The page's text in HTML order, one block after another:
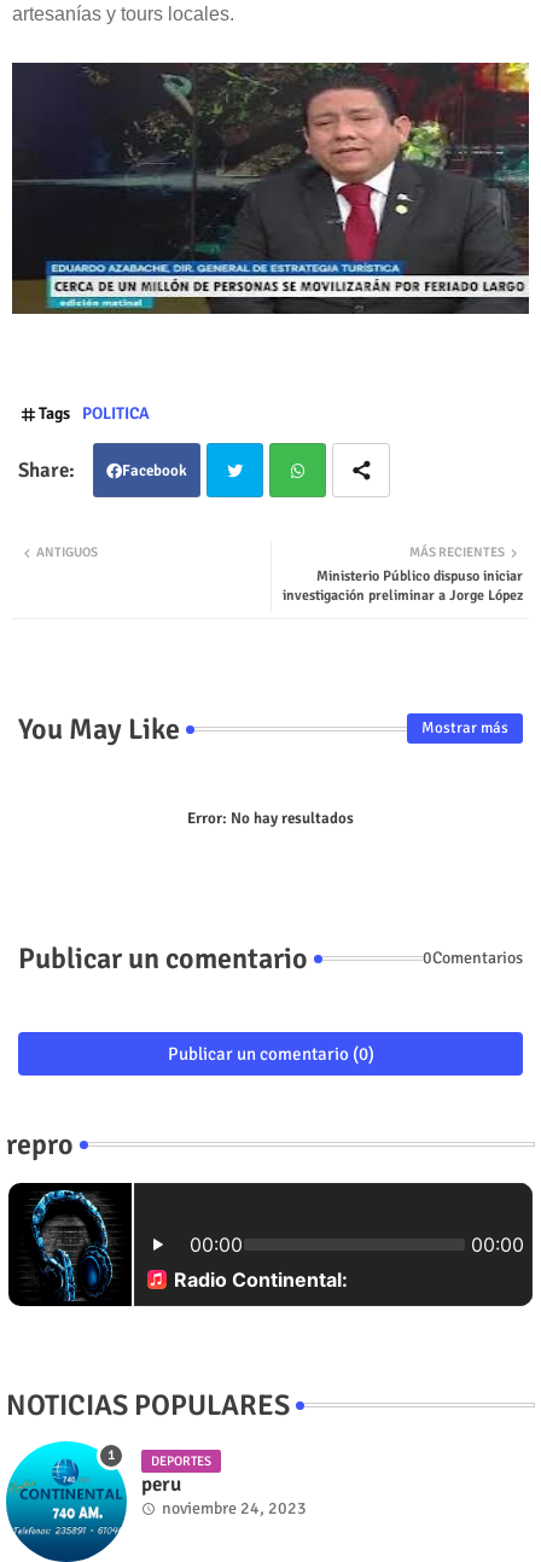
artesanías y tours locales.
Tags POLITICA
Facebook
MÁS RECIENTES
Ministerio Público dispuso iniciar
investigación preliminar a Jorge López
ANTIGUOS
You May Like Mostrar más
Error: No hay resultados
Publicar un comentario 0Comentarios
Publicar un comentario (0)
repro
NOTICIAS POPULARES
DEPORTES
peru
noviembre 24, 2023